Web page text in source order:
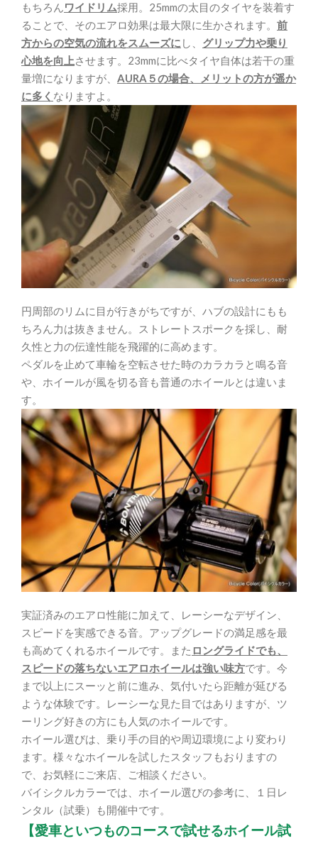
もちろんワイドリム採用。25mmの太目のタイヤを装着す
ることで、そのエアロ効果は最大限に生かされます。 前
方からの空気の流れをスムーズに し、 グリップ力や乗り
心地を向上させます。23mmに比べタイヤ自体は若干の重
量増になりますが、 AURA５の場合、メリットの方が遥か
に多く なりますよ。
円周部のリムに目が行きがちですが、ハブの設計にもも
ちろん力は抜きません。ストレートスポークを採し、耐
久性と力の伝達性能を飛躍的に高めます。
ペダルを止めて車輪を空転させた時のカラカラと鳴る音
や、ホイールが風を切る音も普通のホイールとは違いま
す。
実証済みのエアロ性能に加えて、レーシーなデザイン、
スピードを実感できる音。アップグレードの満足感を最
も高めてくれるホイールです。また ロングライドでも、
スピードの落ちないエアロホイールは強い味方です。今
まで以上にスーッと前に進み、気付いたら距離が延びる
ような体験です。レーシーな見た目ではありますが、ツ
ーリング好きの方にも人気のホイールです。
ホイール選びは、乗り手の目的や周辺環境により変わり
ます。様々なホイールを試したスタッフもおりますの
で、お気軽にご来店、ご相談ください。
バイシクルカラーでは、ホイール選びの参考に、１日レ
ンタル（試乗）も開催中です。
【愛車といつものコースで試せるホイール試